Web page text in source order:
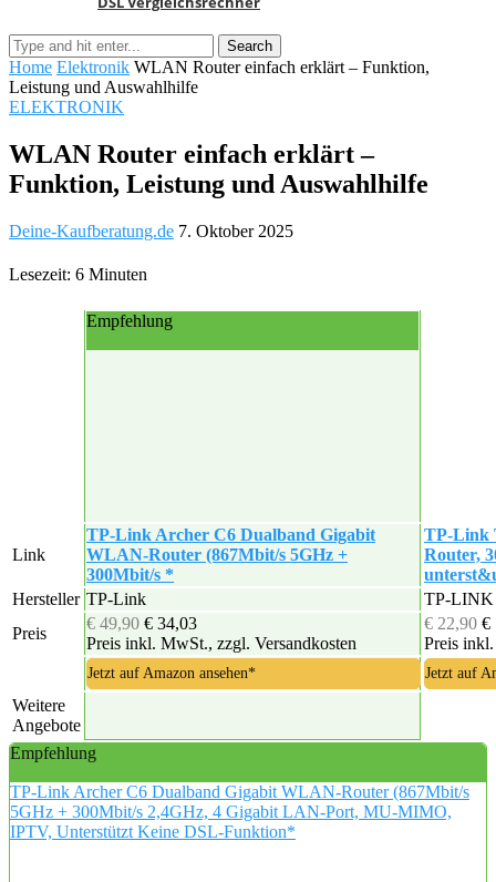
Home Elektronik WLAN Router einfach erklärt – Funktion,
Leistung und Auswahlhilfe
ELEKTRONIK
WLAN Router einfach erklärt –
Funktion, Leistung und Auswahlhilfe
Deine-Kaufberatung.de 7. Oktober 2025
Lesezeit: 6 Minuten
Empfehlung
Link
TP-Link Archer C6 Dualband Gigabit
WLAN-Router (867Mbit/s 5GHz +
300Mbit/s *
TP-Link
Router,
Hersteller TP-Link
TP-LINK
Preis
€ 49,90 € 34,03
Preis inkl. MwSt., zzgl. Versandkosten
€ 22,90 €
Preis
Jetzt auf Amazon ansehen* Jetzt auf
Weitere
Angebote
Empfehlung
TP-Link Archer C6 Dualband Gigabit WLAN-Router (867Mbit/s
5GHz + 300Mbit/s 2,4GHz, 4 Gigabit LAN-Port, MU-MIMO,
IPTV, Unterstützt Keine DSL-Funktion*